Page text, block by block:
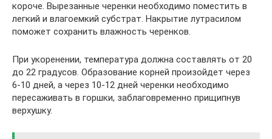
короче. Вырезанные черенки необходимо поместить в
легкий и влагоемкий субстрат. Накрытие лутрасилом
поможет сохранить влажность черенков.
При укоренении, температура должна составлять от 20
до 22 градусов. Образование корней произойдет через
6-10 дней, а через 10-12 дней черенки необходимо
пересаживать в горшки, заблаговременно прищипнув
верхушку.